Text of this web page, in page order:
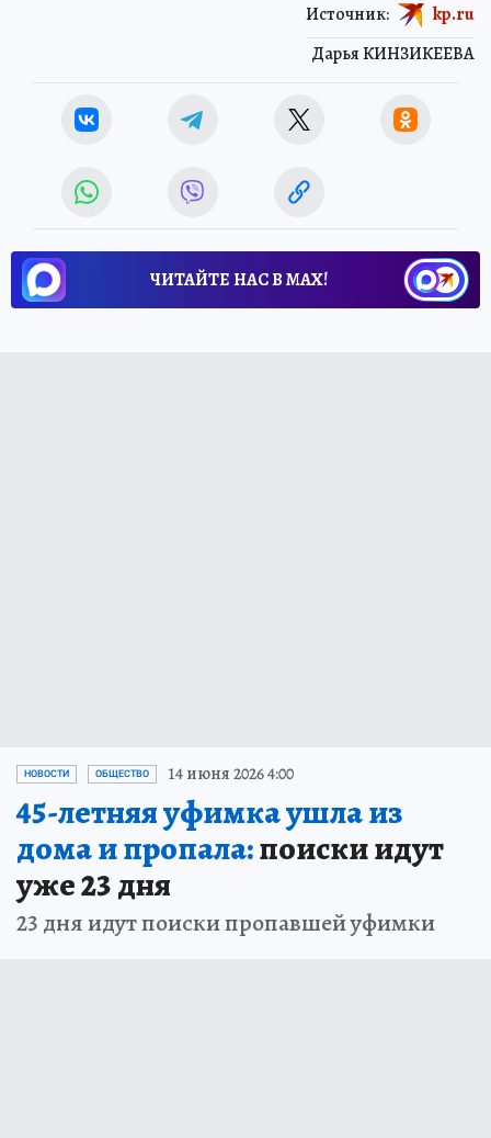
Дарья КИНЗИКЕЕВА
Источник: kp.ru
ЧИТАЙТЕ НАС В МАХ!
НОВОСТИ ОБЩЕСТВО 14 июня 2026 4:00
45-летняя уфимка ушла из
дома и пропала:поиски идут
уже 23 дня
23 дня идут поиски пропавшей уфимки